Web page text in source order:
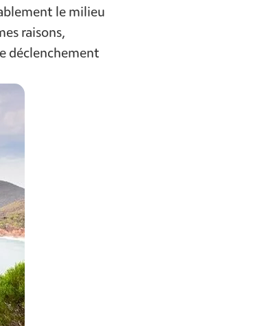
le milieu
raisons,
déclenchement